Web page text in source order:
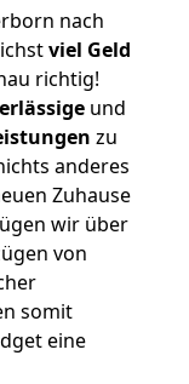
nach
viel Geld
richtig!
und
zu
anderes
Zuhause
wir über
von
somit
eine